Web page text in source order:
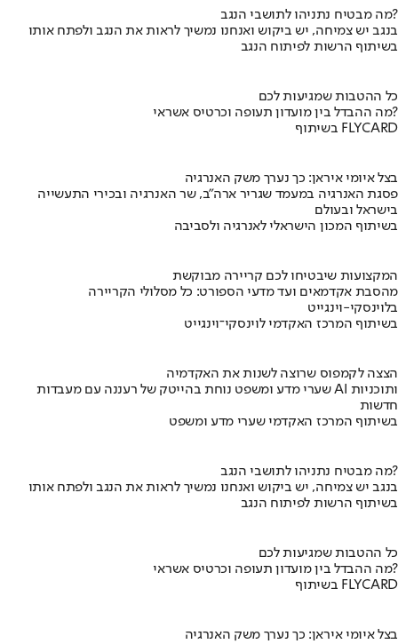
מה מבטיח נתניהו לתושבי הנגב?
בנגב יש צמיחה, יש ביקוש ואנחנו נמשיך לראות את הנגב ולפתח אותו
בשיתוף הרשות לפיתוח הנגב
כל ההטבות שמגיעות לכם
מה ההבדל בין מועדון תעופה וכרטיס אשראי?
בשיתוף FLYCARD
בצל איומי איראן: כך נערך משק האנרגיה
פסגת האנרגיה במעמד שגריר ארה"ב, שר האנרגיה ובכירי התעשייה
בישראל ובעולם
בשיתוף המכון הישראלי לאנרגיה ולסביבה
המקצועות שיבטיחו לכם קריירה מבוקשת
מהסבת אקדמאים ועד מדעי הספורט: כל מסלולי הקריירה
בלוינסקי-וינגייט
בשיתוף המרכז האקדמי לוינסקי־וינגייט
הצצה לקמפוס שרוצה לשנות את האקדמיה
שערי מדע ומשפט נוחת בהייטק של רעננה עם מעבדות AI ותוכניות
חדשות
בשיתוף המרכז האקדמי שערי מדע ומשפט
מה מבטיח נתניהו לתושבי הנגב?
בנגב יש צמיחה, יש ביקוש ואנחנו נמשיך לראות את הנגב ולפתח אותו
בשיתוף הרשות לפיתוח הנגב
כל ההטבות שמגיעות לכם
מה ההבדל בין מועדון תעופה וכרטיס אשראי?
בשיתוף FLYCARD
בצל איומי איראן: כך נערך משק האנרגיה